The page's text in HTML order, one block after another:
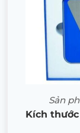
Sản
Kích